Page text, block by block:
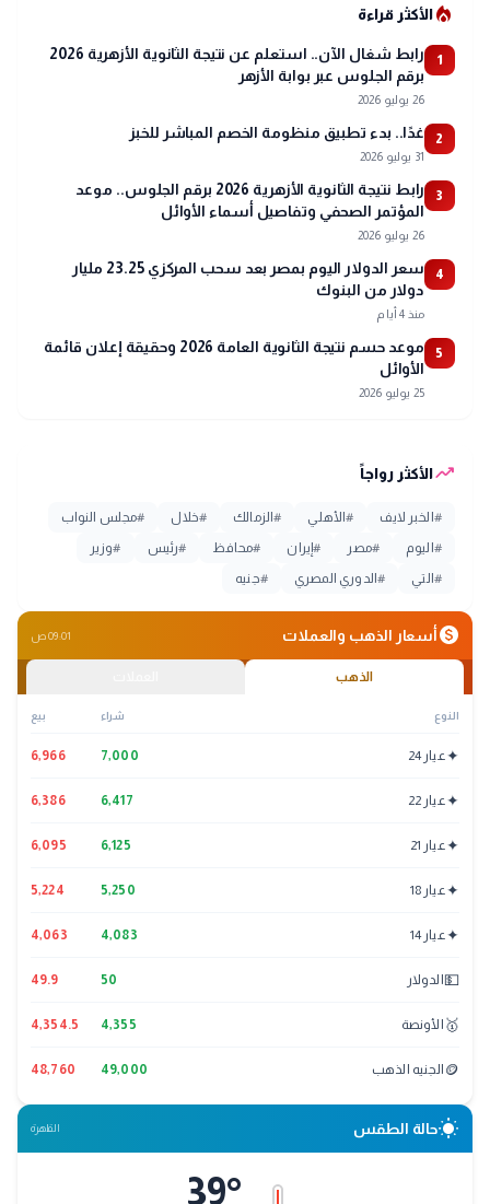
local_fire_departmentالأكثر قراءة
1
رابط شغال الآن.. استعلم عن نتيجة الثانوية الأزهرية 2026
برقم الجلوس عبر بوابة الأزهر
26 يوليو 2026
2 غدًا.. بدء تطبيق منظومة الخصم المباشر للخبز
31 يوليو 2026
3
رابط نتيجة الثانوية الأزهرية 2026 برقم الجلوس.. موعد
المؤتمر الصحفي وتفاصيل أسماء الأوائل
26 يوليو 2026
4
سعر الدولار اليوم بمصر بعد سحب المركزي 23.25 مليار
دولار من البنوك
منذ 4 أيام
5
موعد حسم نتيجة الثانوية العامة 2026 وحقيقة إعلان قائمة
الأوائل
25 يوليو 2026
trending_upالأكثر رواجاً
# الخبر لايف #الأهلي #الزمالك #خلال #مجلس النواب
# اليوم #مصر #إيران #محافظ #رئيس #وزير
# التي #الدوري المصري #جنيه
monetization_onأسعار الذهب والعملات 09:01 ص
الذهب
النوع شراء بيع
✦عيار 24 7,000
6,966
✦عيار 22 6,417
6,386
✦عيار 21 6,125
6,095
✦عيار 18 5,250
5,224
✦عيار 14 4,083
4,063
💵 الدولار 50
49.9
🥇 الأونصة 4,355
4,354.5
🪙 الجنيه الذهب 49,000
48,760
wb_sunnyحالة الطقس القاهرة
39°